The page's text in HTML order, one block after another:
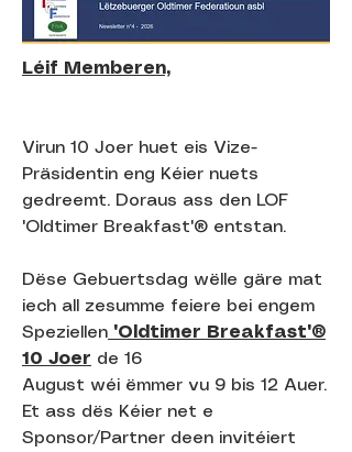
Léif Memberen,
Virun 10 Joer huet eis Vize-
Präsidentin eng Kéier nuets
gedreemt. Doraus ass den LOF
'Oldtimer Breakfast'® entstan.
Dëse Gebuertsdag wëlle gäre mat
iech all zesumme feiere bei engem
Speziellen 'Oldtimer Breakfast'®
10 Joer de 16
August wéi ëmmer vu 9 bis 12 Auer.
Et ass dës Kéier net e
Sponsor/Partner deen invitéiert